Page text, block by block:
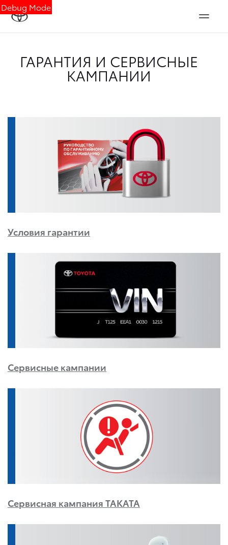
Debug Mode
ГАРАНТИЯ И СЕРВИСНЫЕ
КАМПАНИИ
Условия гарантии
Сервисные кампании
Сервисная кампания TAKATA